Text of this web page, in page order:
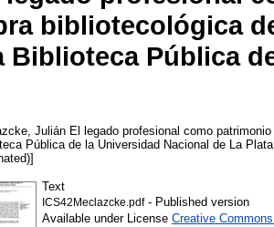
bibliotecológica
Biblioteca Pública
Julián El legado profesional como
Pública de la Universidad Nacional de La
Text
ICS42Meclazcke.pdf- Published version
Available under License Creative